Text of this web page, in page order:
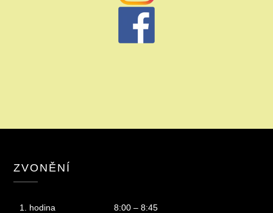
ZVONĚNÍ
1. hodina 8:00 – 8:45